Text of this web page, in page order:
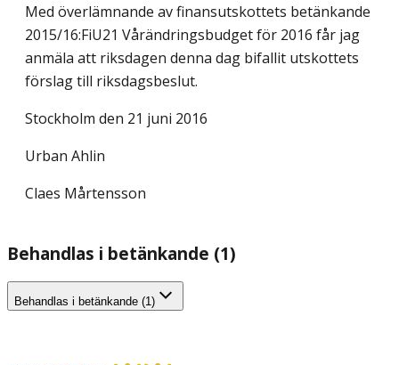
Med överlämnande av finansutskottets betänkande
2015/16:FiU21 Vårändringsbudget för 2016 får jag
anmäla att riksdagen denna dag bifallit utskottets
förslag till riksdagsbeslut.
Stockholm den 21 juni 2016
Urban Ahlin
Claes Mårtensson
Behandlas i betänkande (1)
Behandlas i betänkande (1)